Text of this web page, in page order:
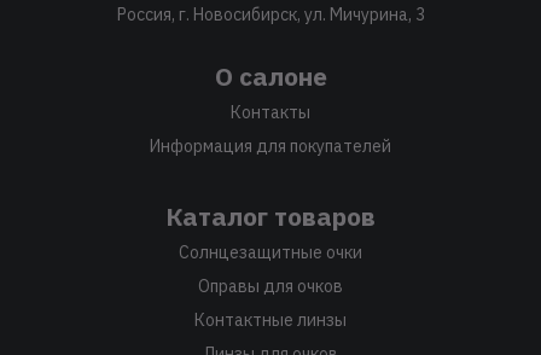
Россия, г. Новосибирск, ул. Мичурина, 3
О салоне
Контакты
Информация для покупателей
Каталог товаров
Солнцезащитные очки
Оправы для очков
Контактные линзы